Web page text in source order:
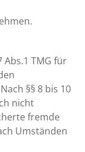
TMG für
§§ 8 bis 10
nicht
fremde
Umständen